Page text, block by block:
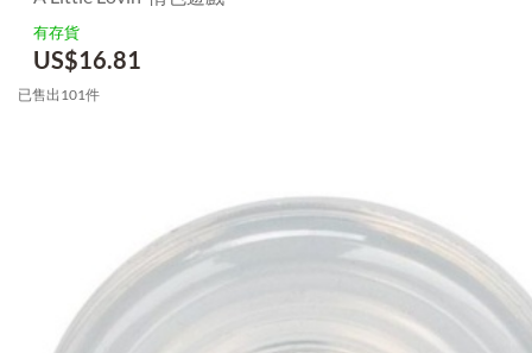
有存貨
US$16.81
已售出101件